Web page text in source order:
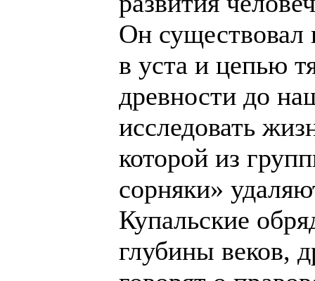
Он существовал
в уста и цепью
древности до
исследовать
которой из
сорняки»
Купальские
глубины веков,